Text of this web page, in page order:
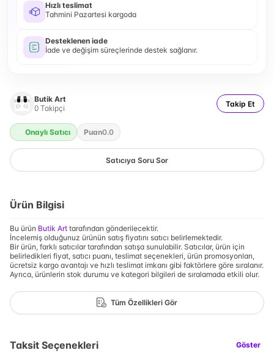
Hızlı teslimat
Tahmini Pazartesi kargoda
Desteklenen iade
İade ve değişim süreçlerinde destek sağlanır.
Butik Art
0 Takipçi Takip Et
Onaylı Satıcı Puan0.0
Satıcıya Soru Sor
Ürün Bilgisi
Bu ürün Butik Art tarafından gönderilecektir.
İncelemiş olduğunuz ürünün satış fiyatını satıcı belirlemektedir.
Bir ürün, farklı satıcılar tarafından satışa sunulabilir. Satıcılar, ürün için
belirledikleri fiyat, satıcı puanı, teslimat seçenekleri, ürün promosyonları,
ücretsiz kargo avantajı ve hızlı teslimat imkanı gibi faktörlere göre sıralanır.
Ayrıca, ürünlerin stok durumu ve kategori bilgileri de sıralamada etkili olur.
Tüm Özellikleri Gör
Taksit Seçenekleri Göster